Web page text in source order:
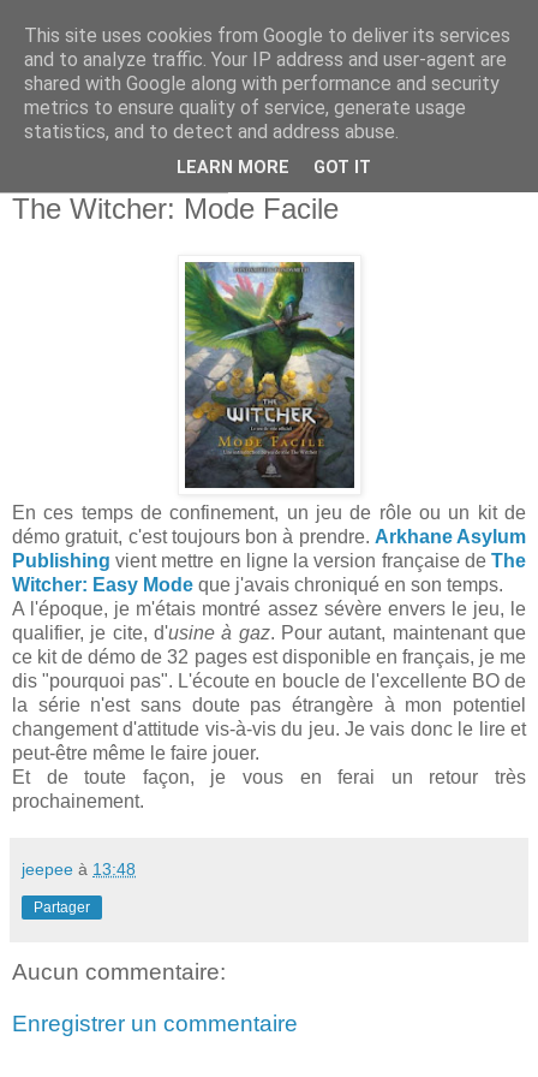
The Witcher: Mode Facile
En ces temps de confinement, un jeu de rôle ou un kit de
démo gratuit, c'est toujours bon à prendre. Arkhane Asylum
Publishing vient mettre en ligne la version française de The
Witcher: Easy Mode que j'avais chroniqué en son temps.
A l'époque, je m'étais montré assez sévère envers le jeu, le
qualifier, je cite, d'usine à gaz. Pour autant, maintenant que
ce kit de démo de 32 pages est disponible en français, je me
dis "pourquoi pas". L'écoute en boucle de l'excellente BO de
la série n'est sans doute pas étrangère à mon potentiel
changement d'attitude vis-à-vis du jeu. Je vais donc le lire et
peut-être même le faire jouer.
Et de toute façon, je vous en ferai un retour très
prochainement.
jeepee à 13:48
Partager
Aucun commentaire:
Enregistrer un commentaire
This site uses cookies from Google to deliver its services
and to analyze traffic. Your IP address and user-agent are
shared with Google along with performance and security
metrics to ensure quality of service, generate usage
statistics, and to detect and address abuse.
LEARN MORE GOT IT